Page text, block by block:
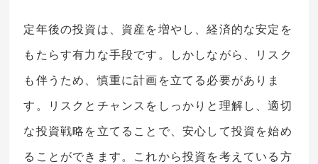
定年後の投資は、資産を増やし、経済的な安定を
もたらす有力な手段です。しかしながら、リスク
も伴うため、慎重に計画を立てる必要がありま
す。リスクとチャンスをしっかりと理解し、適切
な投資戦略を立てることで、安心して投資を始め
ることができます。これから投資を考えている方